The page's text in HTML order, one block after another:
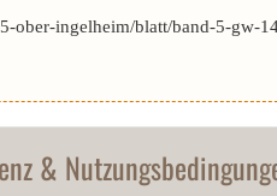
ober-ingelheim/blatt/band-5-gw-
&